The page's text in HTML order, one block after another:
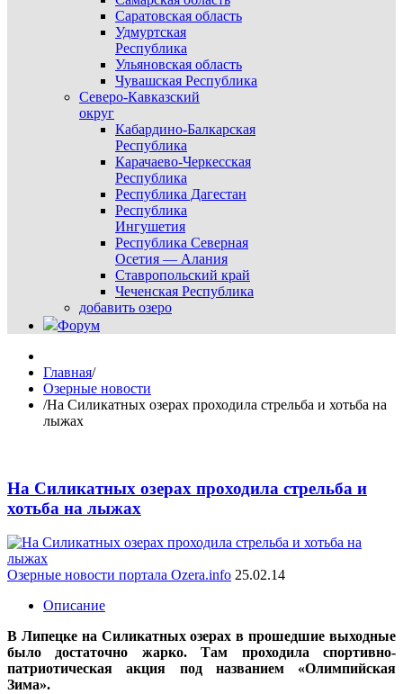
Саратовская область
Удмуртская
Республика
Ульяновская область
Чувашская Республика
Северо-Кавказский
округ
Кабардино-Балкарская
Республика
Карачаево-Черкесская
Республика
Республика Дагестан
Республика
Ингушетия
Республика Северная
Осетия — Алания
Ставропольский край
Чеченская Республика
добавить озеро
Форум
Главная/
Озерные новости
/На Силикатных озерах проходила стрельба и хотьба на
лыжах
На Силикатных озерах проходила стрельба и
хотьба на лыжах
Озерные новости портала Ozera.info 25.02.14
Описание
В Липецке на Силикатных озерах в прошедшие выходные
было достаточно жарко. Там проходила спортивно-
патриотическая акция под названием «Олимпийская
Зима».